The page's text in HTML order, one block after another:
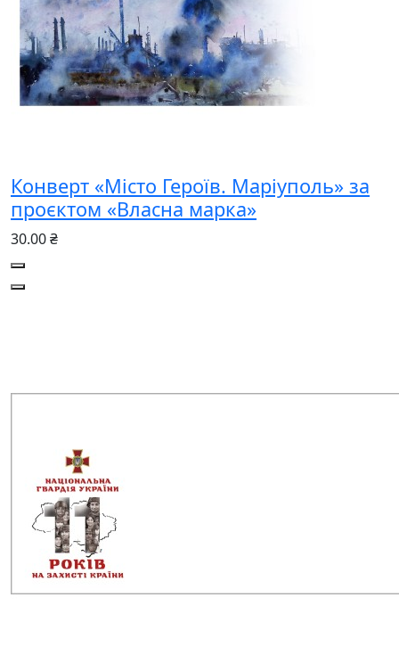
Конверт «Місто Героїв. Маріуполь» за
проєктом «Власна марка»
30.00 ₴